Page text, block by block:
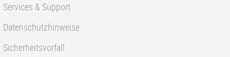
Services & Support
Datenschutzhinweise
Sicherheitsvorfall